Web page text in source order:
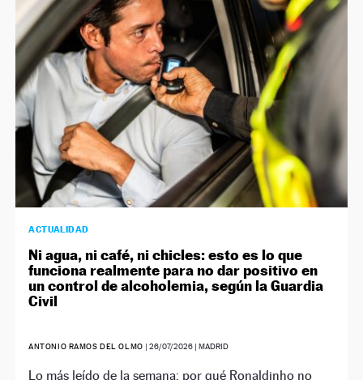
NEWSLETTER
SÍGUENOS
ACTUALIDAD
Ni agua, ni café, ni chicles: esto es lo que
funciona realmente para no dar positivo en
un control de alcoholemia, según la Guardia
Civil
ANTONIO RAMOS DEL OLMO | 26/07/2026| MADRID
Lo más leído de la semana: por qué Ronaldinho no